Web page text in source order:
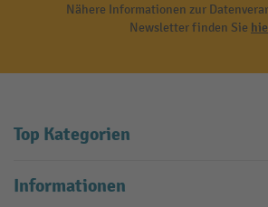
Nähere Informationen zur
Newsletter finden Sie
Top Kategorien
Informationen